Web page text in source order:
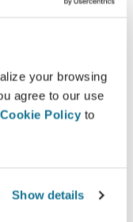
your browsing
agree to our use
Policy to
Show details
juiste keuze.